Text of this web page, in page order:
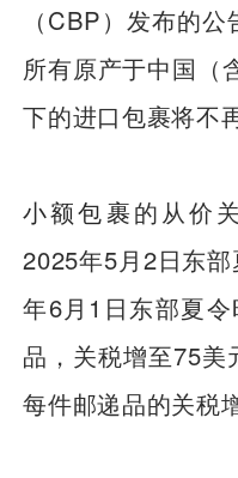
（CBP）发布的
所有原产于中国（
下的进口包裹将不
小额包裹的从价
2025年5月2日东
年6月1日东部夏
品，关税增至75美
每件邮递品的关税